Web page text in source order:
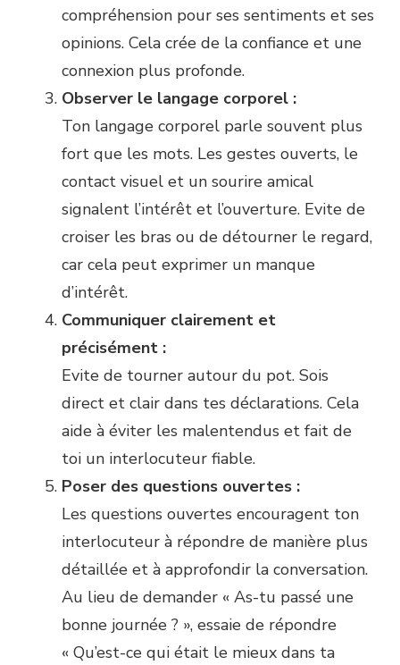
compréhension pour ses sentiments et ses
opinions. Cela crée de la confiance et une
connexion plus profonde.
Observer le langage corporel :
Ton langage corporel parle souvent plus
fort que les mots. Les gestes ouverts, le
contact visuel et un sourire amical
signalent l’intérêt et l’ouverture. Evite de
croiser les bras ou de détourner le regard,
car cela peut exprimer un manque
d’intérêt.
Communiquer clairement et
précisément :
Evite de tourner autour du pot. Sois
direct et clair dans tes déclarations. Cela
aide à éviter les malentendus et fait de
toi un interlocuteur fiable.
Poser des questions ouvertes :
Les questions ouvertes encouragent ton
interlocuteur à répondre de manière plus
détaillée et à approfondir la conversation.
Au lieu de demander « As-tu passé une
bonne journée ? », essaie de répondre
« Qu’est-ce qui était le mieux dans ta